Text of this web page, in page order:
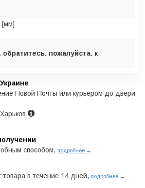
[мм]
пожалуйста. к
Новой Почты или курьером до двери
способом, подробнее →
товара в течение 14 дней, подробнее →